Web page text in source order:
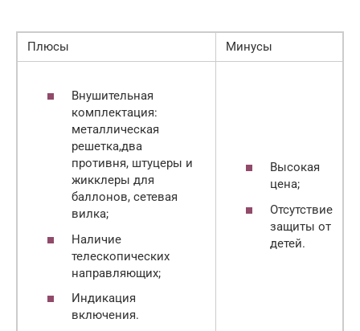
Плюсы Минусы
Внушительная
комплектация:
металлическая
решетка,два
противня, штуцеры и
жикклеры для
баллонов, сетевая
вилка;
Наличие
телескопических
направляющих;
Индикация
включения.
Высокая
цена;
Отсутствие
защиты от
детей.